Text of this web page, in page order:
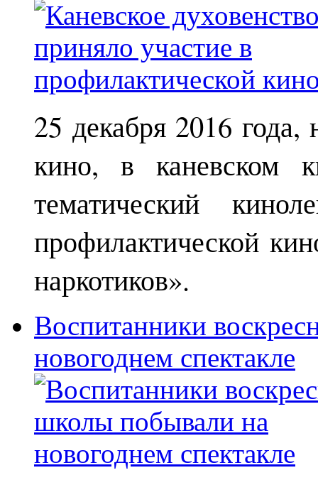
25 декабря 2016
кино, в каневском
тематический
профилактической
наркотиков».
Воспитанники
новогоднем спектакле